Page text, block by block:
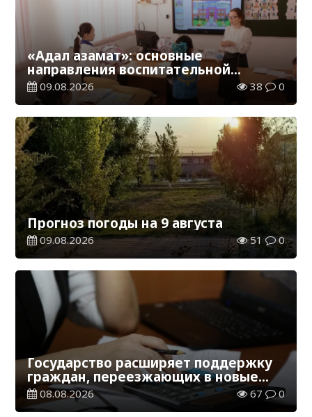
«Адал азамат»: основные
направления воспитательной
работы в новом учебном году
09.08.2026 38 0
Прогноз погоды на 9 августа
09.08.2026 51 0
Государство расширяет поддержку
граждан, переезжающих в новые
регионы для работы
08.08.2026 67 0